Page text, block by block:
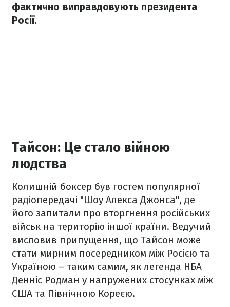
фактично виправдовують президента
Росії.
Тайсон: Це стало війною
людства
Колишній боксер був гостем популярної
радіопередачі "Шоу Алекса Джонса", де
його запитали про вторгнення російських
військ на територію іншої країни. Ведучий
висловив припущення, що Тайсон може
стати мирним посередником між Росією та
Україною – таким самим, як легенда НБА
Денніс Родман у напружених стосунках між
США та Північною Кореєю.